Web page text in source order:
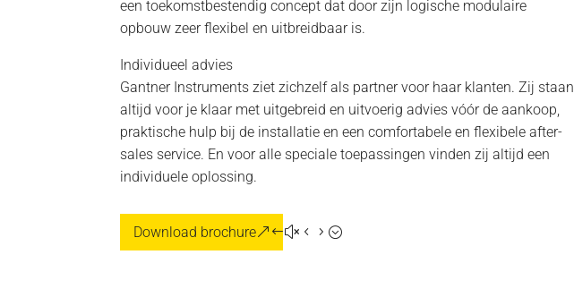
een toekomstbestendig concept dat door zijn logische modulaire
opbouw zeer flexibel en uitbreidbaar is.
Individueel advies
Gantner Instruments ziet zichzelf als partner voor haar klanten. Zij staan
altijd voor je klaar met uitgebreid en uitvoerig advies vóór de aankoop,
praktische hulp bij de installatie en een comfortabele en flexibele after-
sales service. En voor alle speciale toepassingen vinden zij altijd een
individuele oplossing.
Download brochure